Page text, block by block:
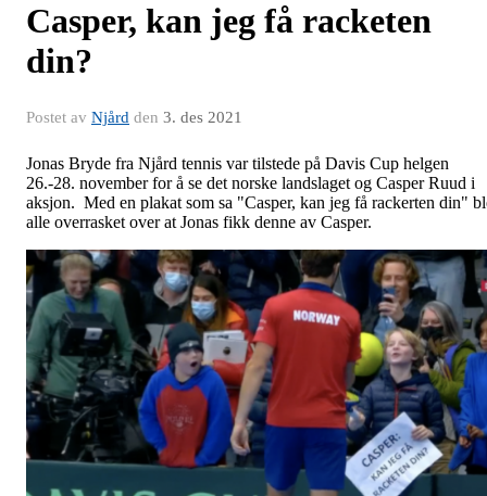
Casper, kan jeg få racketen
din?
Postet av Njård den 3. des 2021
Jonas Bryde fra Njård tennis var tilstede på Davis Cup helgen
26.-28. november for å se det norske landslaget og Casper Ruud i
aksjon. Med en plakat som sa "Casper, kan jeg få rackerten din"
alle overrasket over at Jonas fikk denne av Casper.